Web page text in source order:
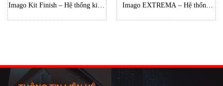
Imago Kit Finish – Hệ thống kiểm
thiện
Imago EXTREMA – Hệ thống
(hệ thống dài 1800mm)